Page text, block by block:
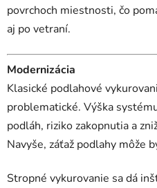
povrchoch miestnosti, čo
aj po vetraní.
Modernizácia
Klasické podlahové
problematické. Výška
podláh, riziko zakopnutia a
Navyše, záťaž podlahy môže
Stropné vykurovanie sa dá